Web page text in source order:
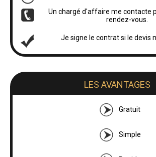
Un chargé d'affaire me contacte
rendez-vous.
Je signe le contrat si le devis
LES AVANTAGES
Gratuit
Simple